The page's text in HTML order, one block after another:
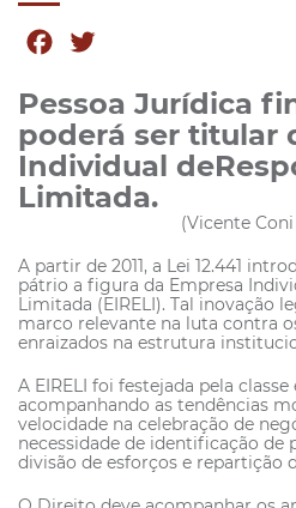
Facebook
Pessoa Jurídica
poderá ser titular
Individual
Limitada.
(Vicente
A partir de 2011, a Lei 12.441
pátrio a figura da Empresa
Limitada (EIRELI). Tal inovação
marco relevante na luta contra
enraizados na estrutura
A EIRELI foi festejada pela classe
acompanhando as tendências
velocidade na celebração de
necessidade de identificação de
divisão de esforços e repartição